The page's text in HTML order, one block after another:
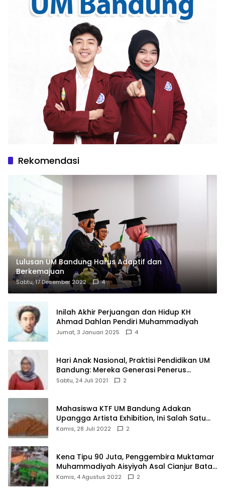
Rekomendasi
Lulusan UM Bandung Harus Adaptif dan
Berkemajuan
Sabtu, 17 Desember 2022 4
Inilah Akhir Perjuangan dan Hidup KH
Ahmad Dahlan Pendiri Muhammadiyah
Jumat, 3 Januari 2025 4
Hari Anak Nasional, Praktisi Pendidikan UM
Bandung: Mereka Generasi Penerus
Bangsa
Sabtu, 24 Juli 2021 2
Mahasiswa KTF UM Bandung Adakan
Upangga Artista Exhibition, Ini Salah Satu
Karyanya
Kamis, 28 Juli 2022 2
Kena Tipu 90 Juta, Penggembira Muktamar
Muhammadiyah Aisyiyah Asal Cianjur Batal
ke Solo
Kamis, 4 Agustus 2022 2